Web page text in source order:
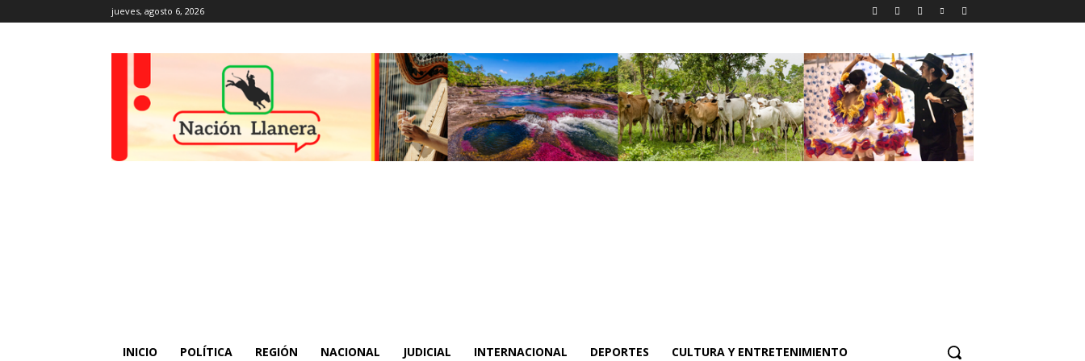
jueves, agosto 6, 2026
INICIO POLÍTICA REGIÓN NACIONAL JUDICIAL INTERNACIONAL DEPORTES CULTURA Y ENTRETENIMIENTO